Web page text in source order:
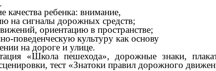
качества ребенка: внимание,
на сигналы дорожных средств;
ориентацию в пространстве;
поведенческую культуру как основу
на дороге и улице.
«Школа пешехода», дорожные знаки,
тест «Знатоки правил дорожного